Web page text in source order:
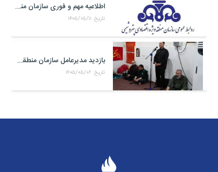
اطلاعیه مهم و فوری سازمان منطقه ویژه اقتصادی پتروشیمی
تاریخ: ۱۴۰۵/۰۵/۱۱
بازدید مدیرعامل سازمان منطقه ویژه اقتصادی پتروشیمی از موکب حضرت علی اکبر(ع) کارکنان منطقه ویژه اقتصادی پتروشیمی در مرز شلمچه
تاریخ: ۱۴۰۵/۰۵/۰۶